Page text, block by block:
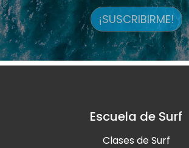
¡SUSCRIBIRME!
Escuela de Surf
Clases de Surf